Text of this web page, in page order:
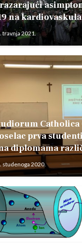
na
travnja 2021.
Catholica
prva
diplomama
studenoga 2020.